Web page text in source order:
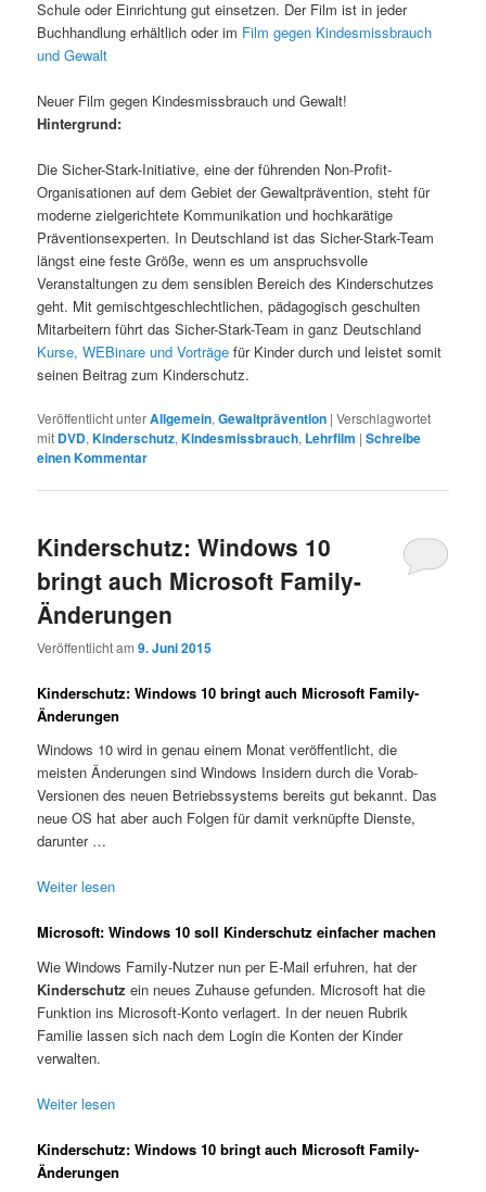
Schule oder Einrichtung gut einsetzen. Der Film ist in jeder
Buchhandlung erhältlich oder im Film gegen Kindesmissbrauch
und Gewalt
Neuer Film gegen Kindesmissbrauch und Gewalt!
Hintergrund:
Die Sicher-Stark-Initiative, eine der führenden Non-Profit-
Organisationen auf dem Gebiet der Gewaltprävention, steht für
moderne zielgerichtete Kommunikation und hochkarätige
Präventionsexperten. In Deutschland ist das Sicher-Stark-Team
längst eine feste Größe, wenn es um anspruchsvolle
Veranstaltungen zu dem sensiblen Bereich des Kinderschutzes
geht. Mit gemischtgeschlechtlichen, pädagogisch geschulten
Mitarbeitern führt das Sicher-Stark-Team in ganz Deutschland
Kurse, WEBinare und Vorträge für Kinder durch und leistet somit
seinen Beitrag zum Kinderschutz.
Veröffentlicht unterAllgemein,Gewaltprävention |Verschlagwortet
mit DVD,Kinderschutz,Kindesmissbrauch, Lehrfilm |Schreibe
einen Kommentar
Kinderschutz: Windows 10
bringt auch Microsoft Family-
Änderungen
Veröffentlicht am9. Juni 2015
Kinderschutz: Windows 10 bringt auch Microsoft Family-
Änderungen
Windows 10 wird in genau einem Monat veröffentlicht, die
meisten Änderungen sind Windows Insidern durch die Vorab-
Versionen des neuen Betriebssystems bereits gut bekannt. Das
neue OS hat aber auch Folgen für damit verknüpfte Dienste,
darunter …
Weiter lesen
Microsoft: Windows 10 soll Kinderschutz einfacher machen
Wie Windows Family-Nutzer nun per E-Mail erfuhren, hat der
Kinderschutz ein neues Zuhause gefunden. Microsoft hat die
Funktion ins Microsoft-Konto verlagert. In der neuen Rubrik
Familie lassen sich nach dem Login die Konten der Kinder
verwalten.
Weiter lesen
Kinderschutz: Windows 10 bringt auch Microsoft Family-
Änderungen